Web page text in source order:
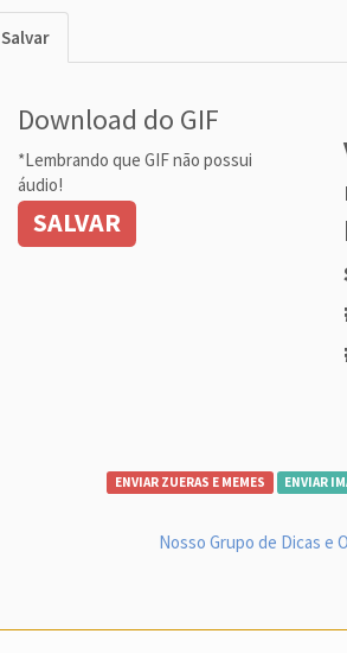
Salvar
Download do GIF
*Lembrando que GIF não possui
áudio!
SALVAR
ENVIAR ZUERAS E MEMES ENVIAR
Nosso Grupo de Dicas e